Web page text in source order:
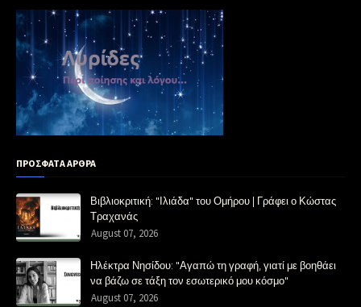
ΠΡΟΣΦΑΤΑ ΑΡΘΡΑ
Βιβλιοκριτική: "Ιλιάδα" του Ομήρου | Γράφει ο Κώστας
Τραχανάς
August 07, 2026
Ηλέκτρα Νησίδου: "Αγαπώ τη γραφή, γιατί με βοηθάει
να βάζω σε τάξη τον εσωτερικό μου κόσμο"
August 07, 2026